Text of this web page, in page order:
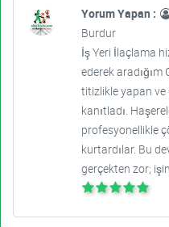
Yorum Yapan :
Burdur
İş Yeri İlaçlama
ederek
titizlikle yapan ve
kanıtladı.
profesyonellikle
kurtardılar. Bu
gerçekten zor;